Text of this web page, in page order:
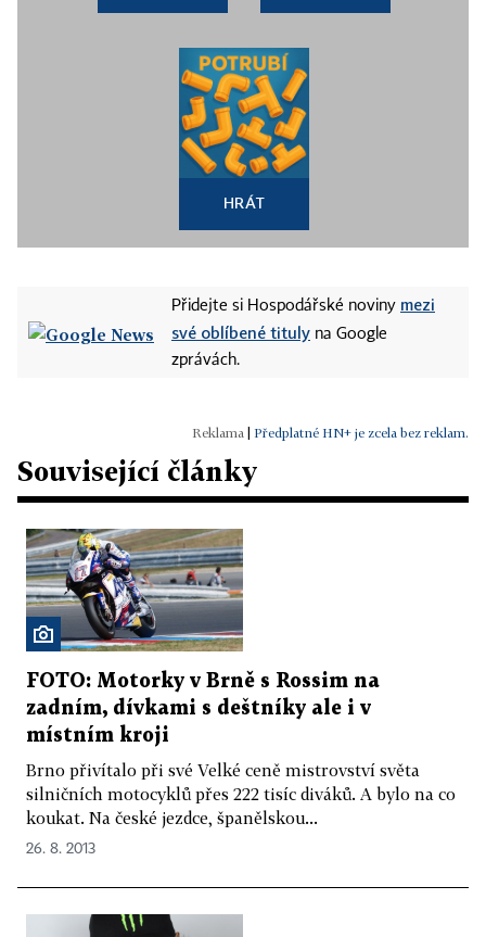
HRÁT
Přidejte si Hospodářské noviny mezi
své oblíbené tituly na Google
zprávách.
Předplatné HN+ je zcela bez reklam.
Související články
FOTO: Motorky v Brně s Rossim na
zadním, dívkami s deštníky ale i v
místním kroji
Brno přivítalo při své Velké ceně mistrovství světa
silničních motocyklů přes 222 tisíc diváků. A bylo na co
koukat. Na české jezdce, španělskou...
26. 8. 2013